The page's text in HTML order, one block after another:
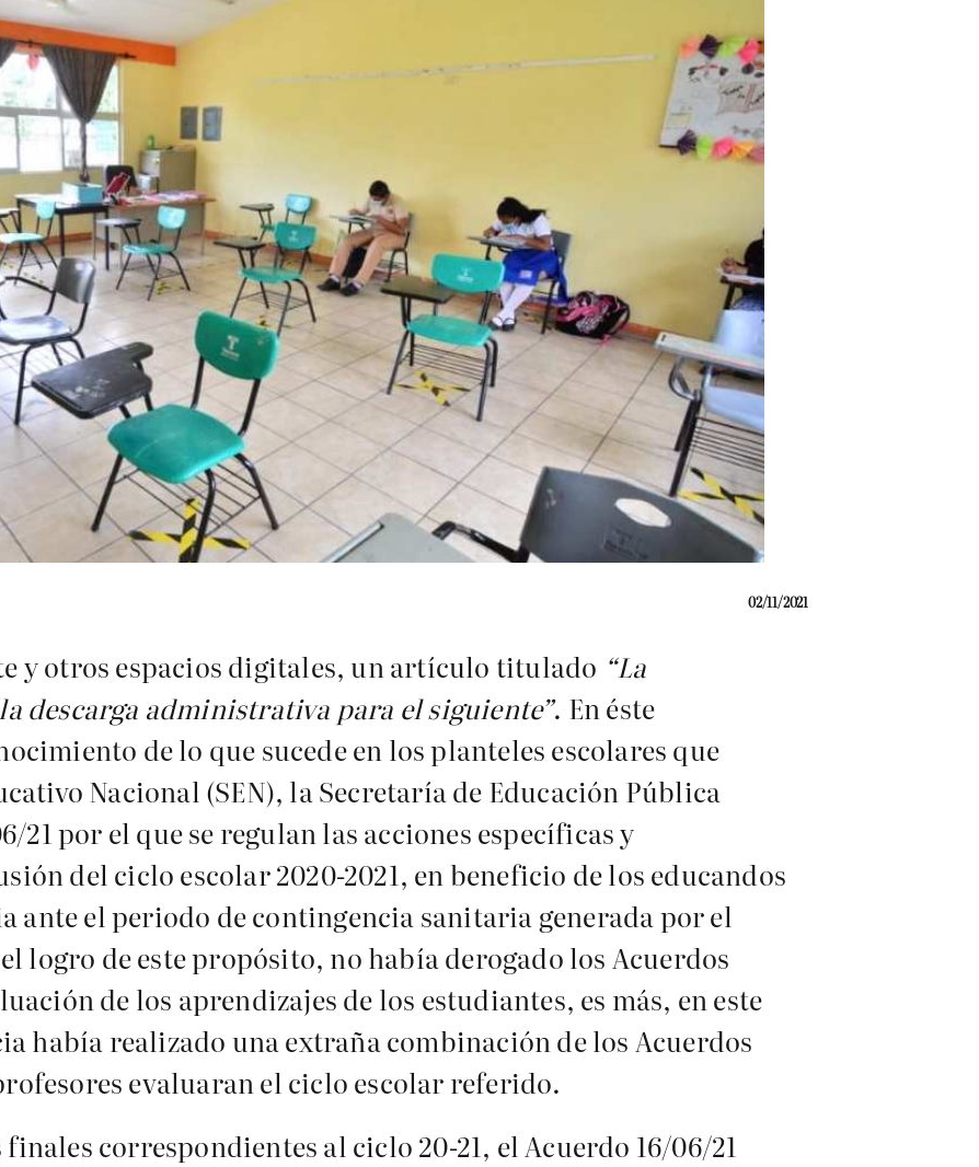
02/11/2021
y otros espacios digitales, un artículo titulado “La
descarga administrativa para el siguiente”. En éste
de lo que sucede en los planteles escolares que
Nacional (SEN), la Secretaría de Educación Pública
21 por el que se regulan las acciones específicas y
del ciclo escolar 2020-2021, en beneficio de los educandos
ante el periodo de contingencia sanitaria generada por el
logro de este propósito, no había derogado los Acuerdos
de los aprendizajes de los estudiantes, es más, en este
había realizado una extraña combinación de los Acuerdos
evaluaran el ciclo escolar referido.
correspondientes al ciclo 20-21, el Acuerdo 16/06/21